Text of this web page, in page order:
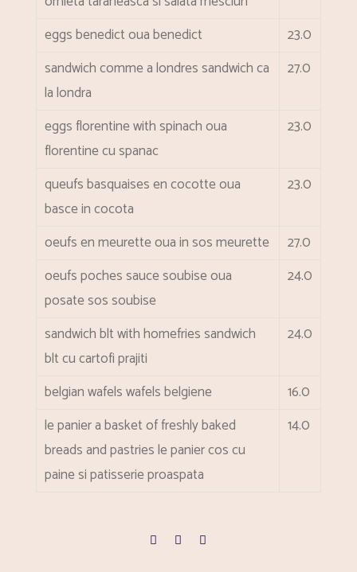
eggs benedictoua benedict
23.0
sandwich comme a londressandwich ca
la londra
27.0
eggs florentine with spinachoua
florentine cu spanac
23.0
queufs basquaises en cocotteoua
basce in cocota
23.0
oeufs en meuretteoua in sos meurette
27.0
oeufs poches sauce soubiseoua
posate sos soubise
24.0
sandwich blt with homefriessandwich
blt cu cartofi prajiti
24.0
belgian wafelswafels belgiene
16.0
le panier a basket of freshly baked
breads and pastriesle panier cos cu
paine si patisserie proaspata
14.0